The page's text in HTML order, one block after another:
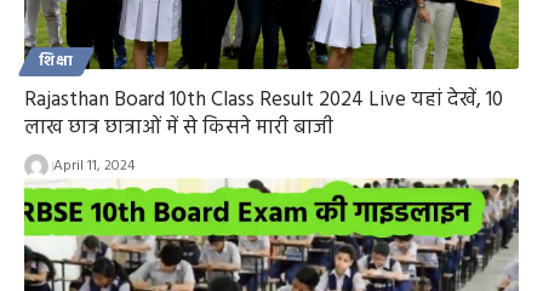
शिक्षा
Rajasthan Board 10th Class Result 2024 Live यहां देखें, 10
लाख छात्र छात्राओं में से किसने मारी बाजी
April 11, 2024